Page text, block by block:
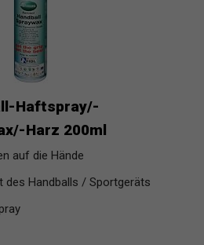
Haftspray/-
Harz 200ml
auf die Hände
des Handballs / Sportgeräts